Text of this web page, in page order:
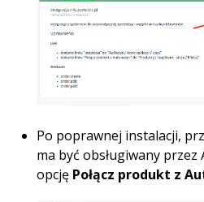
Po poprawnej instalacji,
ma być obsługiwany
opcję Połącz produkt z